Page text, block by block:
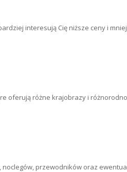
interesują Cię niższe ceny i
oferują różne krajobrazy i
przewodników oraz